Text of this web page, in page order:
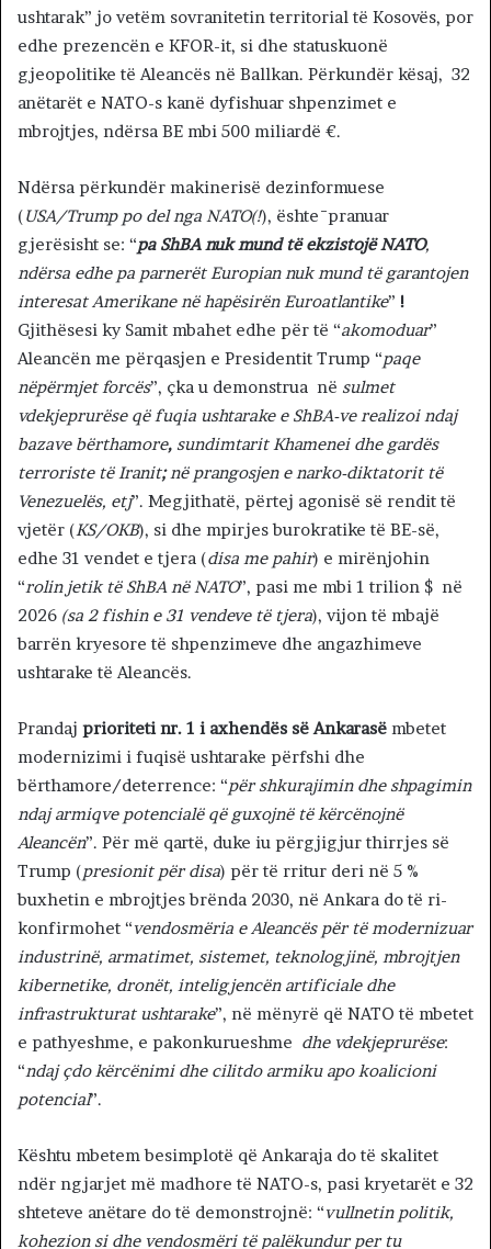
ushtarak” jo vetëm sovranitetin territorial të Kosovës, por
edhe prezencën e KFOR-it, si dhe statuskuonë
gjeopolitike të Aleancës në Ballkan. Përkundër kësaj, 32
anëtarët e NATO-s kanë dyfishuar shpenzimet e
mbrojtjes, ndërsa BE mbi 500 miliardë €.
Ndërsa përkundër makinerisë dezinformuese
(USA/Trump po del nga NATO(!), ështē pranuar
gjerësisht se: “pa ShBA nuk mund të ekzistojë NATO,
ndërsa edhe pa parnerët Europian nuk mund të garantojen
interesat Amerikane në hapësirën Euroatlantike” !
Gjithësesi ky Samit mbahet edhe për të “akomoduar”
Aleancën me përqasjen e Presidentit Trump “paqe
nëpërmjet forcës”, çka u demonstrua në sulmet
vdekjeprurëse që fuqia ushtarake e ShBA-ve realizoi ndaj
bazave bërthamore, sundimtarit Khamenei dhe gardës
terroriste të Iranit;në prangosjen e narko-diktatorit të
Venezuelës, etj”. Megjithatë, përtej agonisë së rendit të
vjetër (KS/OKB), si dhe mpirjes burokratike të BE-së,
edhe 31 vendet e tjera (disa me pahir) e mirënjohin
“rolin jetik të ShBA në NATO”, pasi me mbi 1 trilion $ në
2026 (sa 2 fishin e 31 vendeve të tjera), vijon të mbajë
barrën kryesore të shpenzimeve dhe angazhimeve
ushtarake të Aleancës.
Prandaj prioriteti nr. 1 i axhendës së Ankarasë mbetet
modernizimi i fuqisë ushtarake përfshi dhe
bërthamore/deterrence: “për shkurajimin dhe shpagimin
ndaj armiqve potencialë që guxojnë të kërcënojnë
Aleancën”. Për më qartë, duke iu përgjigjur thirrjes së
Trump (presionit për disa) për të rritur deri në 5 %
buxhetin e mbrojtjes brënda 2030, në Ankara do të ri-
konfirmohet “vendosmëria e Aleancës për të modernizuar
industrinë, armatimet, sistemet, teknologjinë, mbrojtjen
kibernetike, dronët, inteligjencën artificiale dhe
infrastrukturat ushtarake”, në mënyrë që NATO të mbetet
e pathyeshme, e pakonkurueshme dhe vdekjeprurëse:
“ndaj çdo kërcënimi dhe cilitdo armiku apo koalicioni
potencial”.
Kështu mbetem besimplotë që Ankaraja do të skalitet
ndër ngjarjet më madhore të NATO-s, pasi kryetarët e 32
shteteve anëtare do të demonstrojnë: “vullnetin politik,
kohezion si dhe vendosmëri të palëkundur per tu